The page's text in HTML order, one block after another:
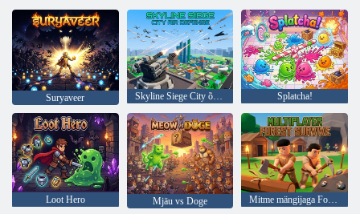
Suryaveer Skyline Siege City õhutõrje Splatcha!
Loot Hero Mjäu vs Doge Mitme mängijaga Forest Survive